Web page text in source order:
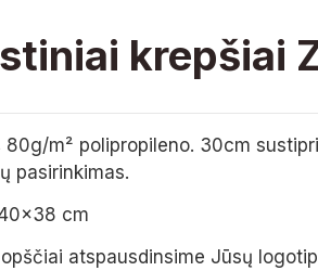
krepšiai
80g/m² polipropileno. 30cm
pasirinkimas.
cm
atspausdinsime Jūsų